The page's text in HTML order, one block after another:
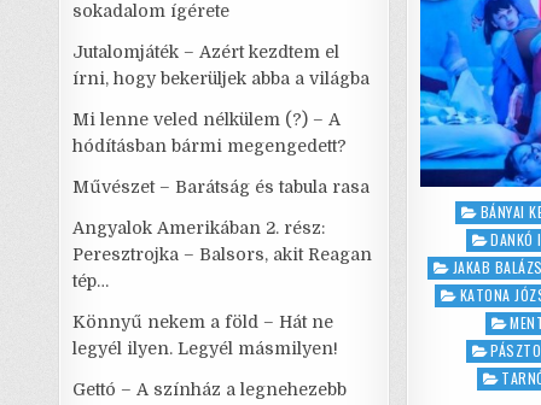
Posted
in
BÁNYAI
DANKÓ
JAKAB BALÁZS
KATONA
sokadalom ígérete
Jutalomjáték – Azért kezdtem el
írni, hogy bekerüljek abba a világba
Mi lenne veled nélkülem (?) – A
hódításban bármi megengedett?
Művészet – Barátság és tabula rasa
Angyalok Amerikában 2. rész:
Peresztrojka – Balsors, akit Reagan
tép…
Könnyű nekem a föld – Hát ne
legyél ilyen. Legyél másmilyen!
Gettó – A színház a legnehezebb